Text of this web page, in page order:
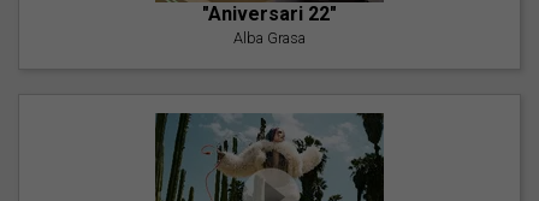
"Aniversari 22"
Alba Grasa